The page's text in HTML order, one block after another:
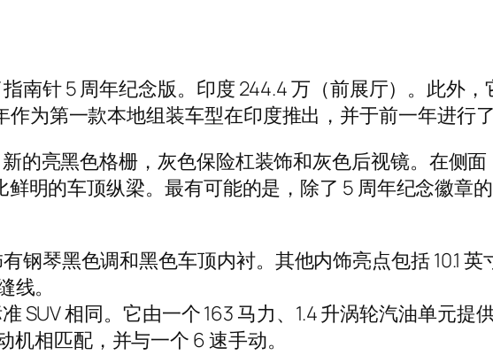
南针 5 周年纪念版。印度 244.4 万（前展厅）。此外，
为第一款本地组装车型在印度推出，并于前一年进行了
的亮黑色格栅，灰色保险杠装饰和灰色后视镜。在侧面
明的车顶纵梁。最有可能的是，除了 5 周年纪念徽章
琴黑色调和黑色车顶内衬。其他内饰亮点包括 10.1 英
。
SUV 相同。它由一个 163 马力、1.4 升涡轮汽油单元提
机相匹配，并与一个 6 速手动。